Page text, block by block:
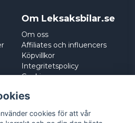
Om Leksaksbilar.se
Om oss
Affiliates och influencers
Köpvillkor
Integritetspolicy
Cookies
cookies för att vår